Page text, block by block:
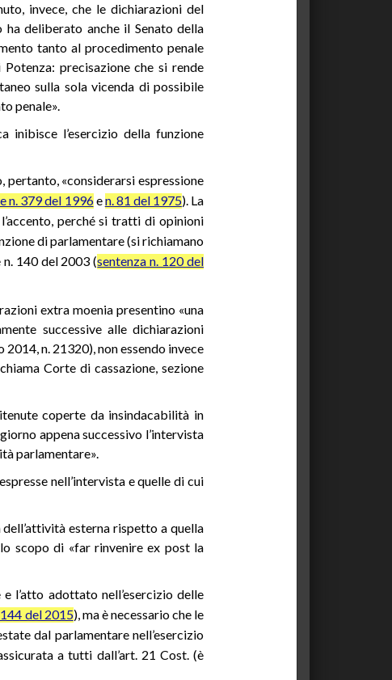
invece, che le dichiarazioni del
ha deliberato anche il Senato della
tanto al procedimento penale
precisazione che si rende
sulla sola vicenda di possibile
penale».
inibisce l’esercizio della funzione
pertanto, «considerarsi espressione
n. 379 del 1996en. 81 del 1975). La
perché si tratti di opinioni
di parlamentare (si richiamano
n. 140 del 2003 (sentenza n. 120 del
extra moenia presentino «una
successive alle dichiarazioni
n. 21320), non essendo invece
Corte di cassazione, sezione
coperte da insindacabilità in
appena successivo l’intervista
parlamentare».
nell’intervista e quelle di cui
esterna rispetto a quella
scopo di «far rinvenire ex post la
l’atto adottato nell’esercizio delle
del 2015), ma è necessario che le
dal parlamentare nell’esercizio
a tutti dall’art. 21 Cost. (è